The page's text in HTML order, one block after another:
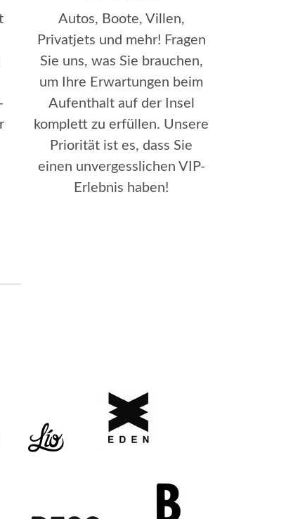
Autos, Boote, Villen,
Privatjets und mehr! Fragen
Sie uns, was Sie brauchen,
um Ihre Erwartungen beim
Aufenthalt auf der Insel
komplett zu erfüllen. Unsere
Priorität ist es, dass Sie
einen unvergesslichen VIP-
Erlebnis haben!